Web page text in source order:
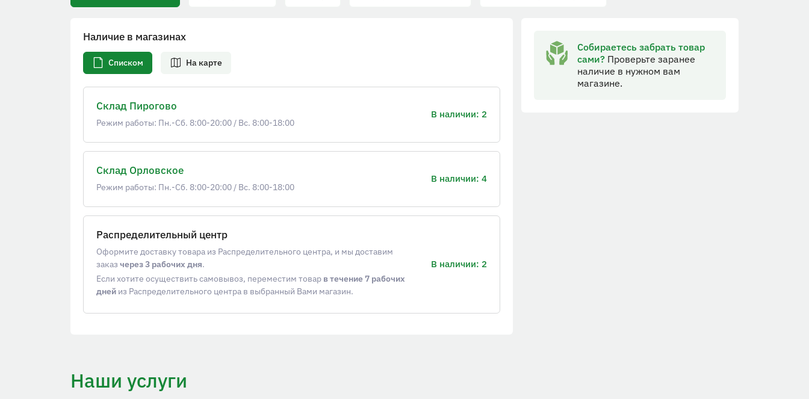
Наличие в магазинах
Списком На карте
Склад Пирогово
Режим работы: Пн.-Сб. 8:00-20:00 / Вс. 8:00-18:00
В наличии: 2
Склад Орловское
Режим работы: Пн.-Сб. 8:00-20:00 / Вс. 8:00-18:00
В наличии: 4
Распределительный центр
Оформите доставку товара из Распределительного центра, и мы доставим
заказ через 3 рабочих дня.
Если хотите осуществить самовывоз, переместим товар в течение 7 рабочих
дней из Распределительного центра в выбранный Вами магазин.
В наличии: 2
Собираетесь забрать товар
сами?Проверьте заранее
наличие в нужном вам
магазине.
Наши услуги